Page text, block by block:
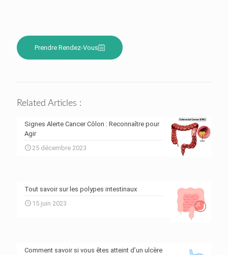
Prendre Rendez-Vous
Related Articles :
Signes Alerte Cancer Côlon : Reconnaître pour
Agir
25 décembre 2023
Tout savoir sur les polypes intestinaux
15 juin 2023
Comment savoir si vous êtes atteint d’un ulcère